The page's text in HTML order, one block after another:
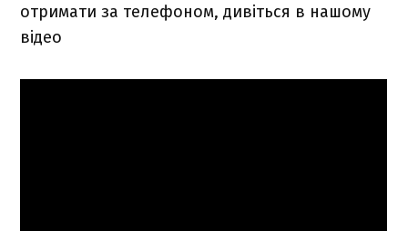
отримати за телефоном, дивіться в нашому
відео